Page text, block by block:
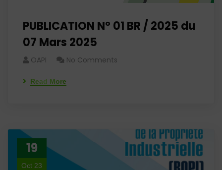
PUBLICATION N° 01 BR / 2025 du
07 Mars 2025
OAPI No Comments
Read More
19
Oct 23